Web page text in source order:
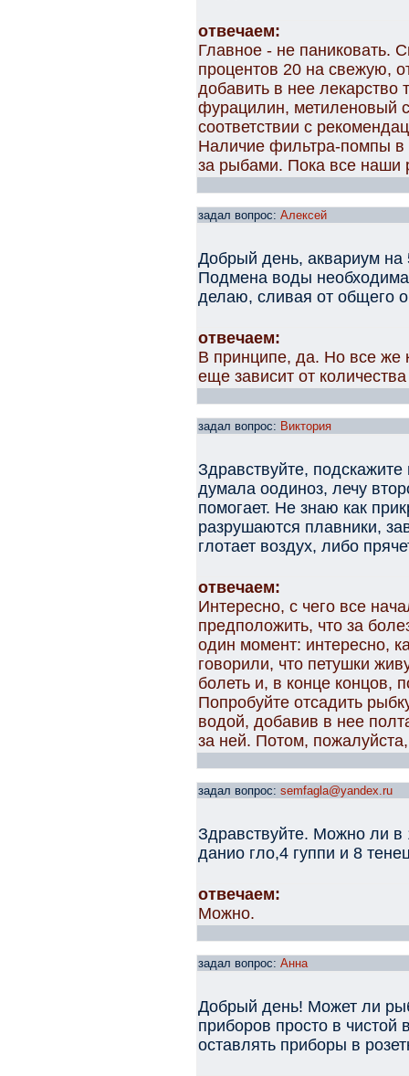
отвечаем:
Главное - не паниковать.
процентов 20 на свежую,
добавить в нее лекарство
фурацилин, метиленовый
соответствии с
Наличие фильтра-помпы в
за рыбами. Пока все наши
задал вопрос: Алексей
Добрый день, аквариум на
Подмена воды
делаю, сливая от общего
отвечаем:
В принципе, да. Но все же
еще зависит от
задал вопрос: Виктория
Здравствуйте,
думала оодиноз, лечу
помогает. Не знаю как
разрушаются плавники,
глотает воздух, либо
отвечаем:
Интересно, с чего все
предположить, что за
один момент: интересно,
говорили, что петушки
болеть и, в конце концов,
Попробуйте отсадить
водой, добавив в нее
за ней. Потом,
задал вопрос: semfagla@yandex.ru
Здравствуйте. Можно ли в
данио гло,4 гуппи и 8
отвечаем:
Можно.
задал вопрос: Анна
Добрый день! Может ли
приборов просто в
оставлять приборы в